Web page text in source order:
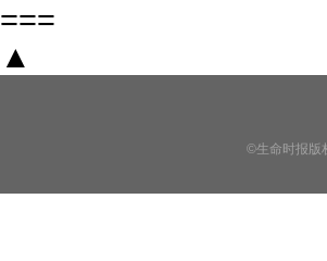
===
▲
©生命时报版